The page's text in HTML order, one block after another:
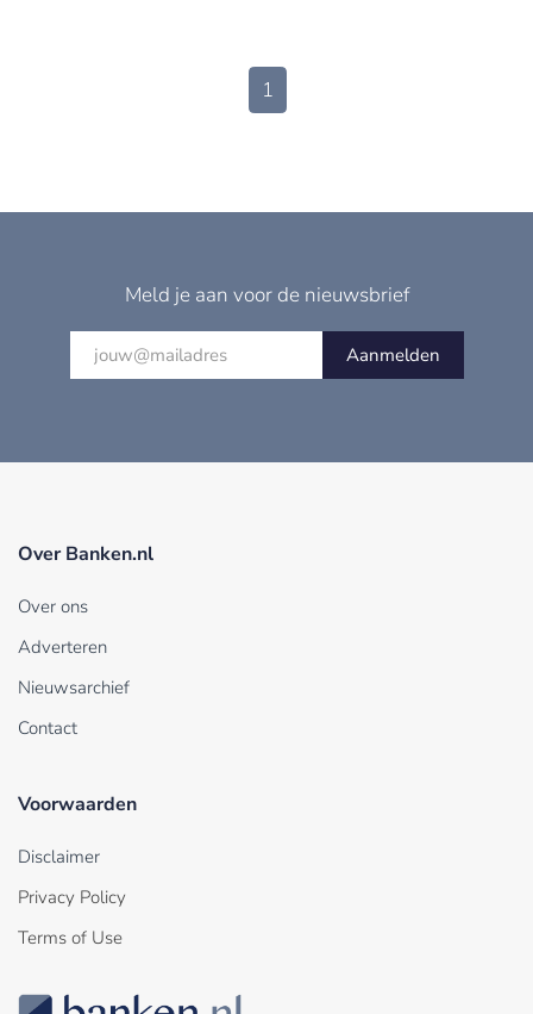
1
Meld je aan voor de nieuwsbrief
Aanmelden
Over Banken.nl
Over ons
Adverteren
Nieuwsarchief
Contact
Voorwaarden
Disclaimer
Privacy Policy
Terms of Use